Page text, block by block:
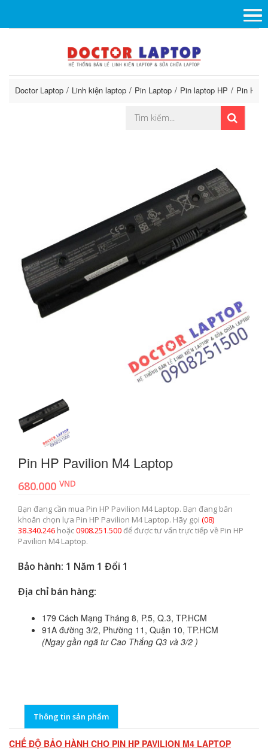
Doctor Laptop Linh kiện laptop Pin Laptop Pin laptop HP Pin HP
Pin HP Pavilion M4 Laptop
680.000 VND
Bạn đang cần mua Pin HP Pavilion M4 Laptop. Bạn đang băn
khoăn chọn lựa Pin HP Pavilion M4 Laptop. Hãy gọi (08)
38.340.246 hoặc0908.251.500để được tư vấn trực tiếp về Pin HP
Pavilion M4 Laptop.
Bảo hành: 1 Năm 1 Đổi 1
Địa chỉ bán hàng:
179 Cách Mạng Tháng 8, P.5, Q.3, TP.HCM
91A đường 3/2, Phường 11, Quận 10, TP.HCM
(Ngay gần ngã tư Cao Thắng Q3 và 3/2 )
Thông tin sản phẩm
CHẾ ĐỘ BẢO HÀNH CHO PIN HP PAVILION M4 LAPTOP